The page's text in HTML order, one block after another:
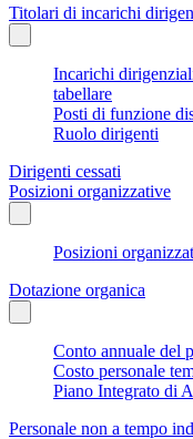
Titolari di incarichi
Incarichi
tabellare
Posti di funzione
Ruolo dirigenti
Dirigenti cessati
Posizioni organizzative
Posizioni
Dotazione organica
Conto annuale del
Costo personale
Piano Integrato di
Personale non a tempo